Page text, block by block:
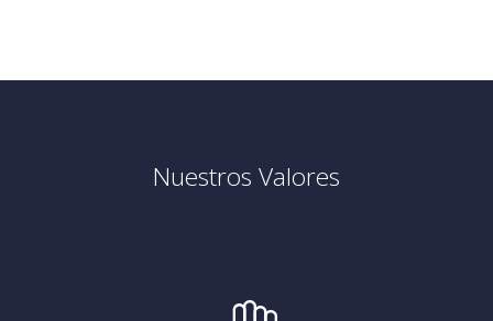
Nuestros Valores